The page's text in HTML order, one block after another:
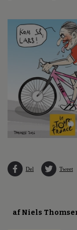
Del Tweet
af Niels